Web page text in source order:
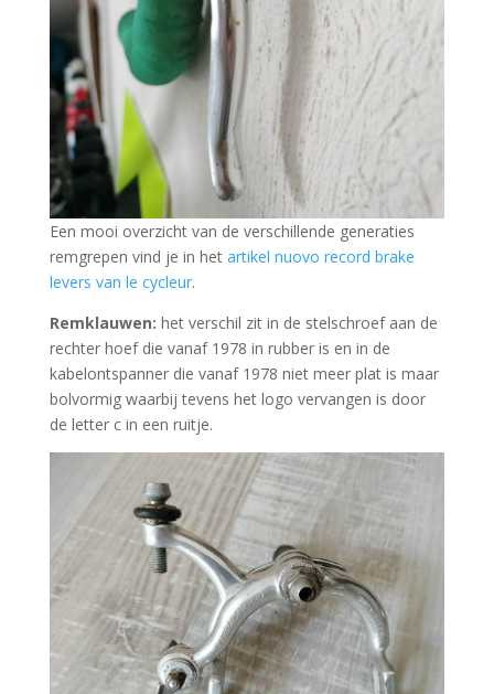
Een mooi overzicht van de verschillende generaties
remgrepen vind je in het artikel nuovo record brake
levers van le cycleur.
Remklauwen: het verschil zit in de stelschroef aan de
rechter hoef die vanaf 1978 in rubber is en in de
kabelontspanner die vanaf 1978 niet meer plat is maar
bolvormig waarbij tevens het logo vervangen is door
de letter c in een ruitje.